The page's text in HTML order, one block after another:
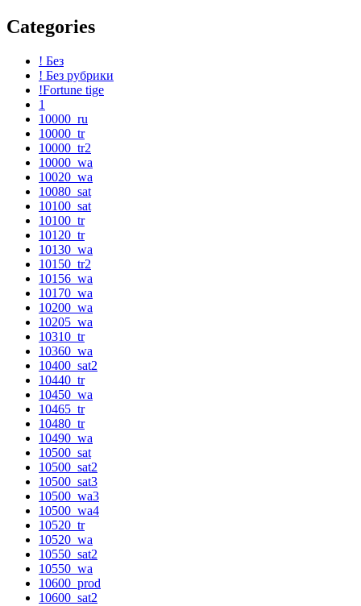
Categories
! Без
! Без рубрики
!Fortune tige
1
10000_ru
10000_tr
10000_tr2
10000_wa
10020_wa
10080_sat
10100_sat
10100_tr
10120_tr
10130_wa
10150_tr2
10156_wa
10170_wa
10200_wa
10205_wa
10310_tr
10360_wa
10400_sat2
10440_tr
10450_wa
10465_tr
10480_tr
10490_wa
10500_sat
10500_sat2
10500_sat3
10500_wa3
10500_wa4
10520_tr
10520_wa
10550_sat2
10550_wa
10600_prod
10600_sat2